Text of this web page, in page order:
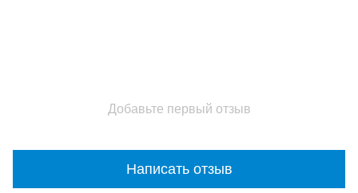
Добавьте первый отзыв
Написать отзыв